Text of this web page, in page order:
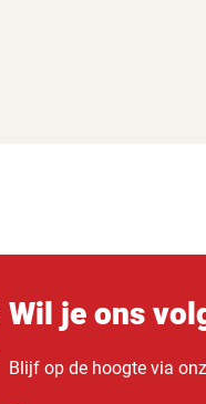
Wil je ons
Blijf op de hoogte via